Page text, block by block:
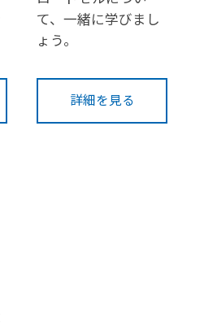
て、一緒に学びまし
ょう。
詳細を見る